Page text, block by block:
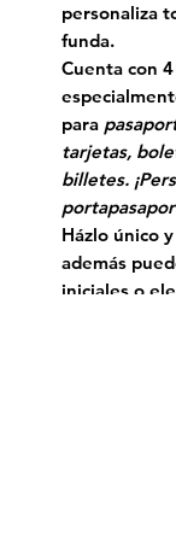
personaliza
funda.
Cuenta con
para
tarjetas,
billetes.
Házlo único
además
iniciales o